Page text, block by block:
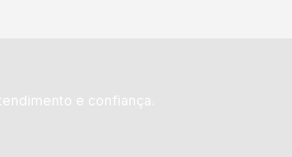
e confiança.